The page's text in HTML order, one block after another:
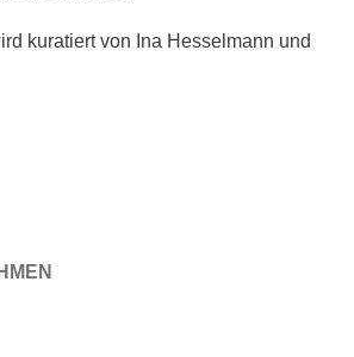
kuratiert von Ina Hesselmann und